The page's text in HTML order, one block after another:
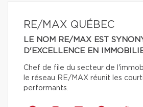
RE/MAX QUÉBEC
LE NOM RE/MAX EST
D'EXCELLENCE EN
Chef de file du secteur de
le réseau RE/MAX réunit les
performants.